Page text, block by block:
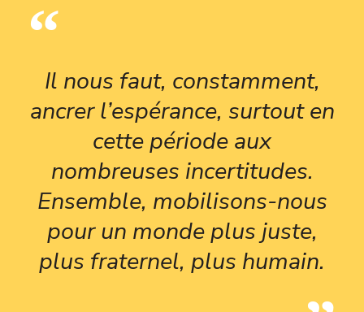
Il nous faut, constamment,
ancrer l’espérance, surtout en
cette période aux
nombreuses incertitudes.
Ensemble, mobilisons-nous
pour un monde plus juste,
plus fraternel, plus humain.